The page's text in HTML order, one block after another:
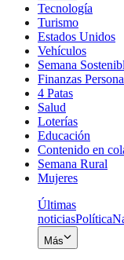
Tecnología
Turismo
Estados Unidos
Vehículos
Semana
Finanzas
4 Patas
Salud
Loterías
Educación
Contenido en
Semana Rural
Mujeres
Últimas
noticiasPolítica
Más